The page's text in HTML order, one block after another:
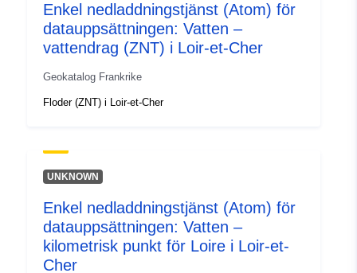
Enkel nedladdningstjänst (Atom) för
datauppsättningen: Vatten –
vattendrag (ZNT) i Loir-et-Cher
Geokatalog Frankrike
Floder (ZNT) i Loir-et-Cher
UNKNOWN
Enkel nedladdningstjänst (Atom) för
datauppsättningen: Vatten –
kilometrisk punkt för Loire i Loir-et-
Cher